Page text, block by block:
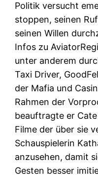
Politik versucht
stoppen, seinen
seinen Willen
Infos zu
unter anderem
Taxi Driver,
der Mafia und
Rahmen der
beauftragte er
Filme der über sie
Schauspielerin
anzusehen, damit
Gesten besser